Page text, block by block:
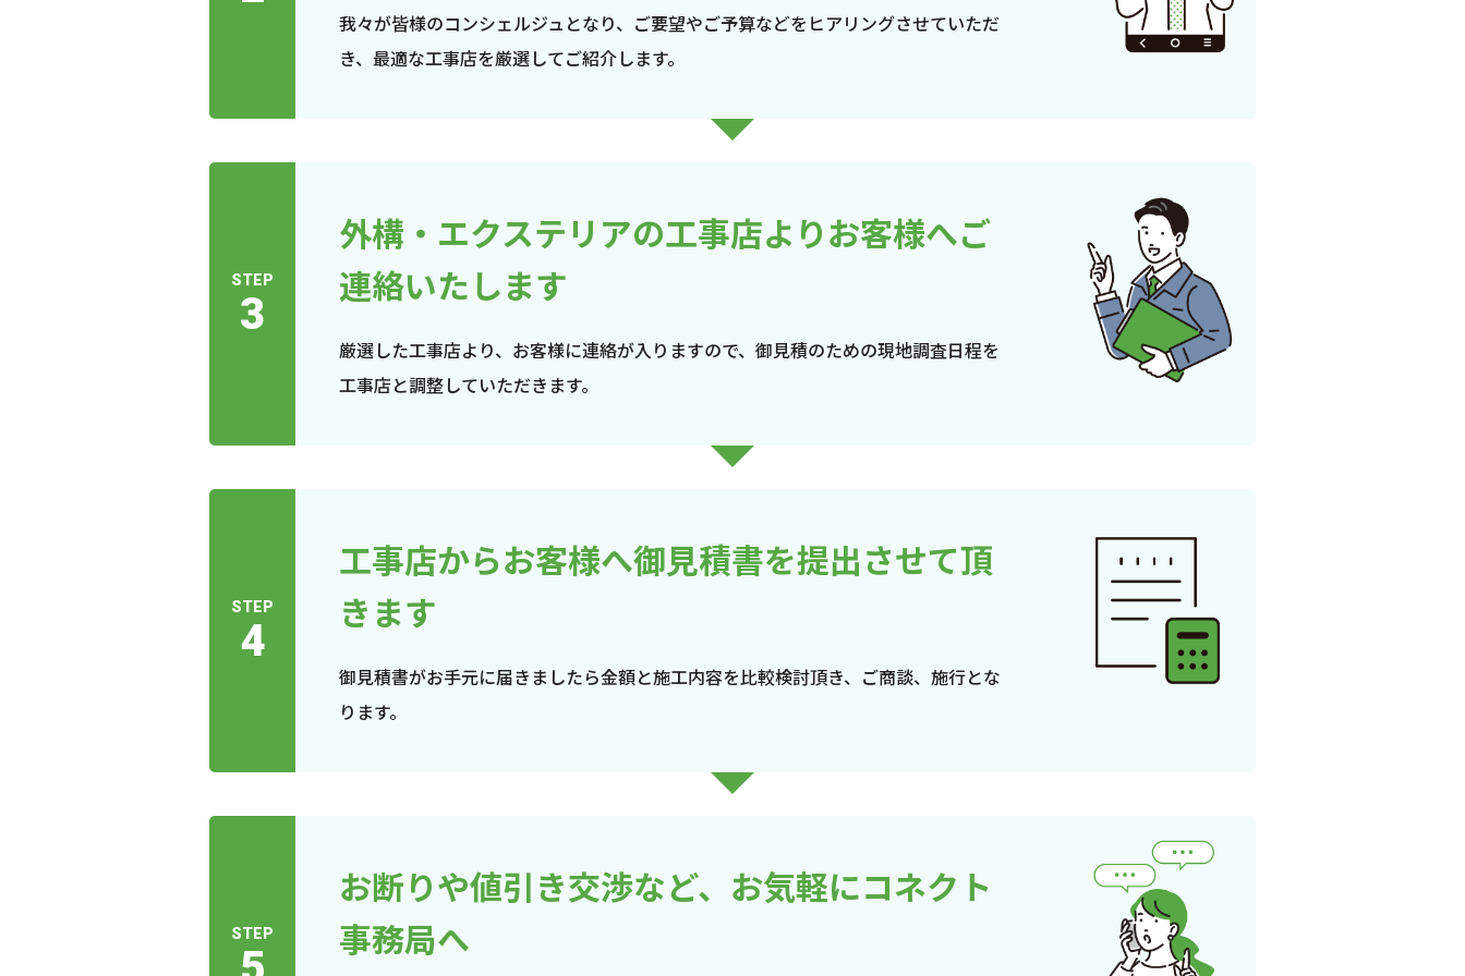
我々が皆様のコンシェルジュとなり、ご要望やご予算などをヒアリングさせていただ
き、最適な工事店を厳選してご紹介します。
STEP
3
外構・エクステリアの工事店よりお客様へご
連絡いたします
厳選した工事店より、お客様に連絡が入りますので、御見積のための現地調査日程を
工事店と調整していただきます。
STEP
4
工事店からお客様へ御見積書を提出させて頂
きます
御見積書がお手元に届きましたら金額と施工内容を比較検討頂き、ご商談、施行とな
ります。
STEP
お断りや値引き交渉など、お気軽にコネクト
事務局へ